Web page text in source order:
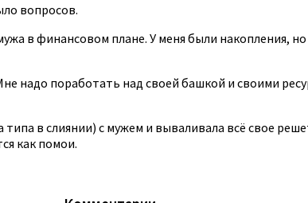
вопросов.
в финансовом плане. У меня были накопления,
надо поработать над своей башкой и своими
в слиянии) с мужем и вываливала всё свое
как помои.